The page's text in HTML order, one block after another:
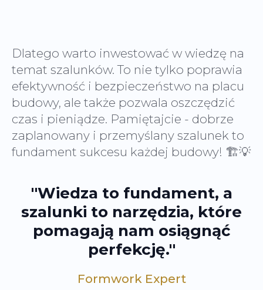
Dlatego warto inwestować w wiedzę na
temat szalunków. To nie tylko poprawia
efektywność i bezpieczeństwo na placu
budowy, ale także pozwala oszczędzić
czas i pieniądze. Pamiętajcie - dobrze
zaplanowany i przemyślany szalunek to
fundament sukcesu każdej budowy! 🏗️💡
"Wiedza to fundament, a
szalunki to narzędzia, które
pomagają nam osiągnąć
perfekcję."
Formwork Expert